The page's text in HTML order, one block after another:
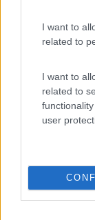
I want to
related to
I want to
related to
user